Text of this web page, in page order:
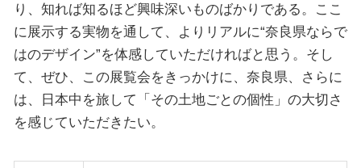
り、知れば知るほど興味深いものばかりである。ここ
に展示する実物を通して、よりリアルに“奈良県ならで
はのデザイン”を体感していただければと思う。そし
て、ぜひ、この展覧会をきっかけに、奈良県、さらに
は、日本中を旅して「その土地ごとの個性」の大切さ
を感じていただきたい。